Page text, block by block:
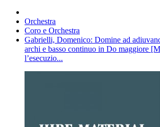
Orchestra
Coro e Orchestra
Gabrielli, Domenico: Domine ad
archi e basso continuo in Do maggiore
l’esecuzio...